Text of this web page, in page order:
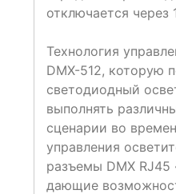
отключается через
Технология
DMX-512, которую
светодиодный
выполнять
сценарии во
управления
разъемы DMX RJ45
дающие